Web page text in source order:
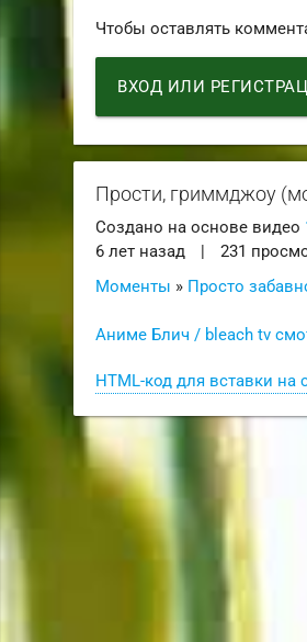
Чтобы оставлять
ВХОД ИЛИ
Прости, гриммджоу
Создано на основе видео
6 лет назад
|
231
Моменты » Просто
Аниме Блич / bleach tv
HTML-код для вставки на